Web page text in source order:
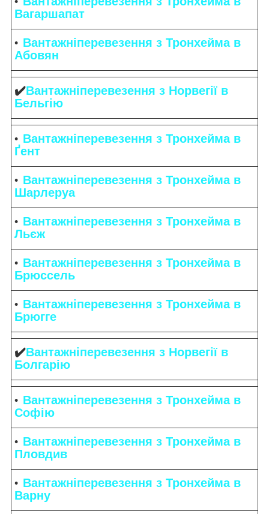
Вагаршапат
Вантажніперевезення з Тронхейма в
Абовян
✔️Вантажніперевезення з Норвегії в
Бельгію
Вантажніперевезення з Тронхейма в
Ґент
Вантажніперевезення з Тронхейма в
Шарлеруа
Вантажніперевезення з Тронхейма в
Льєж
Вантажніперевезення з Тронхейма в
Брюссель
Вантажніперевезення з Тронхейма в
Брюгге
✔️Вантажніперевезення з Норвегії в
Болгарію
Вантажніперевезення з Тронхейма в
Софію
Вантажніперевезення з Тронхейма в
Пловдив
Вантажніперевезення з Тронхейма в
Варну